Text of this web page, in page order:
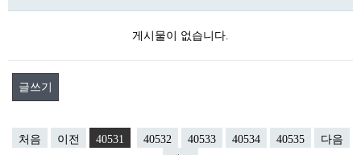
게시물이 없습니다.
글쓰기
처음 이전 40531 40532 40533 40534 40535
다음